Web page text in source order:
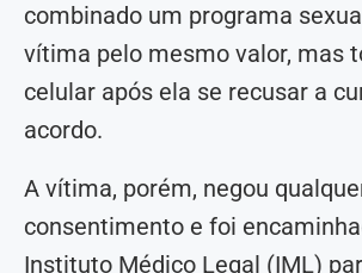
combinado um programa
vítima pelo mesmo valor, mas
celular após ela se recusar a
acordo.
A vítima, porém, negou
consentimento e foi
Instituto Médico Legal (IML)